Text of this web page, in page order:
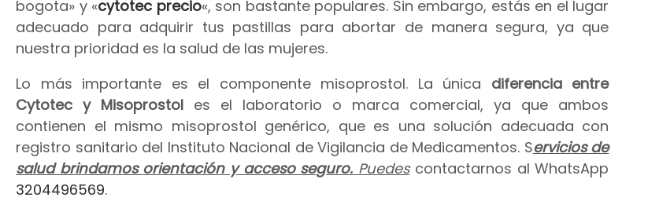
bogota» y «cytotec precio«, son bastante populares. Sin embargo, estás en el lugar
adecuado para adquirir tus pastillas para abortar de manera segura, ya que
nuestra prioridad es la salud de las mujeres.
Lo más importante es el componente misoprostol. La única diferencia entre
Cytotec y Misoprostol es el laboratorio o marca comercial, ya que ambos
contienen el mismo misoprostol genérico, que es una solución adecuada con
registro sanitario del Instituto Nacional de Vigilancia de Medicamentos. Servicios de
salud brindamos orientación y acceso seguro. Puedescontactarnos al WhatsApp
3204496569.